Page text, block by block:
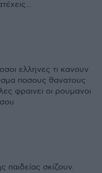
ελληνες τι κανουν
ποσους θανατους
φραινει οι ρουμανοι
παιδείας σκίζουν.